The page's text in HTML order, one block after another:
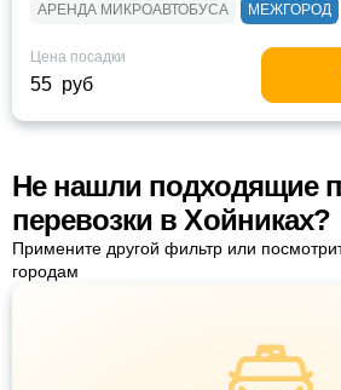
АРЕНДА МИКРОАВТОБУСА МЕЖГОРОД
Цена посадки
55 руб
Не нашли подходящие
перевозки в Хойниках?
Примените другой фильтр или
городам